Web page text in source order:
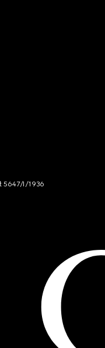
5647/I/1936